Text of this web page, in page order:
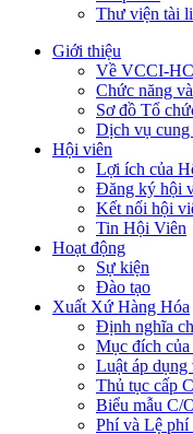
Thư viện tài
Giới thiệu
Về VCCI-
Chức năng
Sơ đồ Tổ
Dịch vụ cung
Hội viên
Lợi ích của
Đăng ký hội
Kết nối hội
Tin Hội Viên
Hoạt động
Sự kiện
Đào tạo
Xuất Xứ Hàng Hóa
Định nghĩa
Mục đích
Luật áp dụng
Thủ tục cấp
Biểu mẫu C/
Phí và Lệ phí